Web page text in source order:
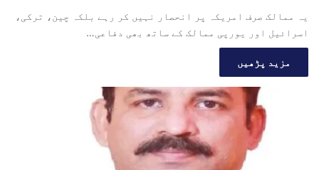
یہ ممالک صرف امریکہ پر انحصار نہیں کر رہے بلکہ چین، ترکی،
اسرائیل اور یورپی ممالک کے ساتھ بھی دفاعی…
مزید پڑھیں